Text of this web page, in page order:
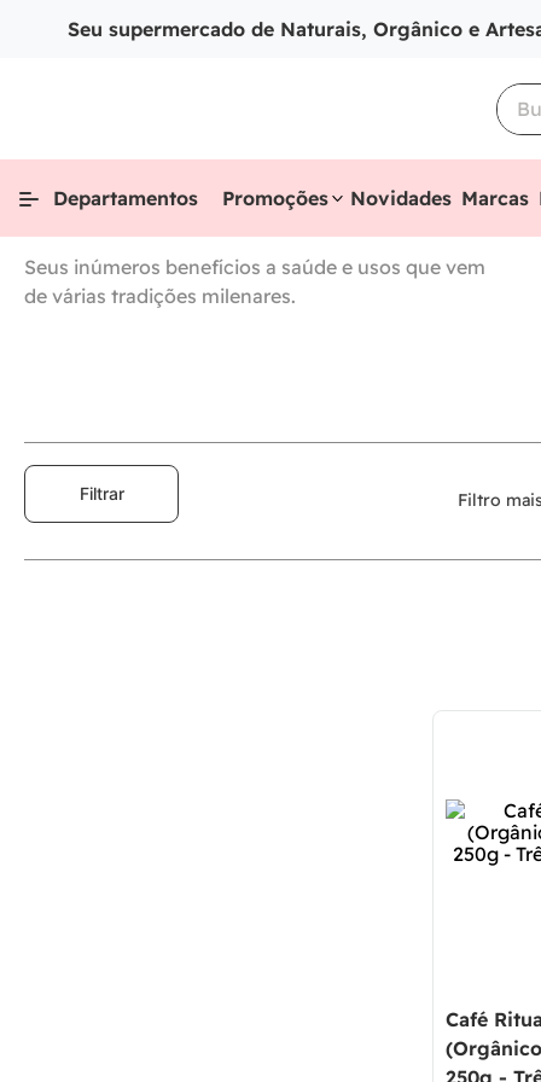
Seu supermercado de Naturais, Orgânico e
Departamentos Promoções Novidades Marcas
Seus inúmeros benefícios a saúde e usos que vem
de várias tradições milenares.
Filtrar Filtro
Café
250g -